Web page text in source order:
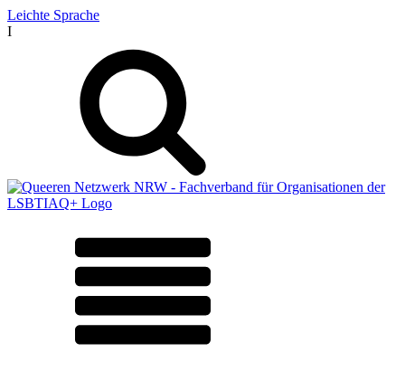
Leichte Sprache
I